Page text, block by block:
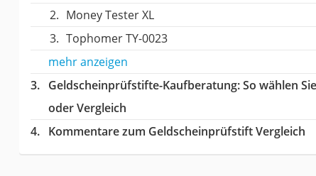
Money Tester XL
Tophomer TY-0023
mehr anzeigen
Geldscheinprüfstifte-Kaufberatung: So wählen
oder Vergleich
Kommentare zum Geldscheinprüfstift Vergleich